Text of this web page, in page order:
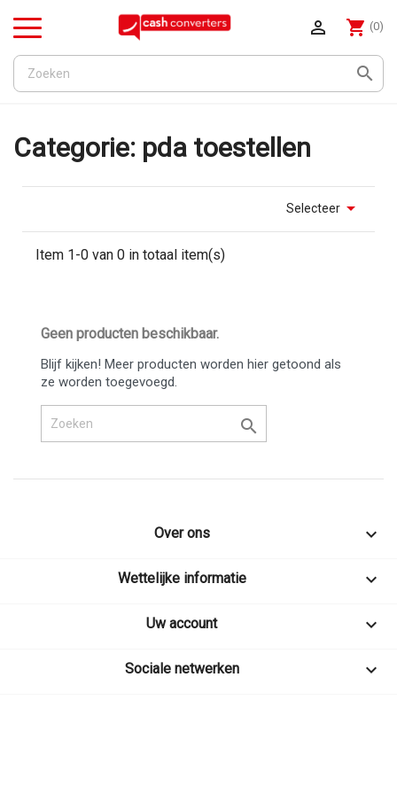

shopping_cart (0)

Menu
Categorie: pda toestellen
Selecteer 
Item 1-0 van 0 in totaal item(s)
Geen producten beschikbaar.
Blijf kijken! Meer producten worden hier getoond als
ze worden toegevoegd.

Over ons 
Wettelijke informatie 
Uw account 
Sociale netwerken 